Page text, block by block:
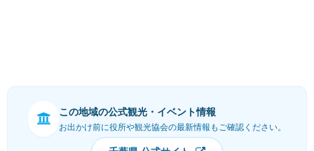
この地域の公式観光・イベント情報
お出かけ前に役所や観光協会の最新情報もご確認ください。